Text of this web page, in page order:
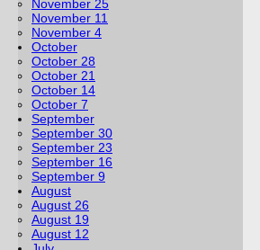
November 25
November 11
November 4
October
October 28
October 21
October 14
October 7
September
September 30
September 23
September 16
September 9
August
August 26
August 19
August 12